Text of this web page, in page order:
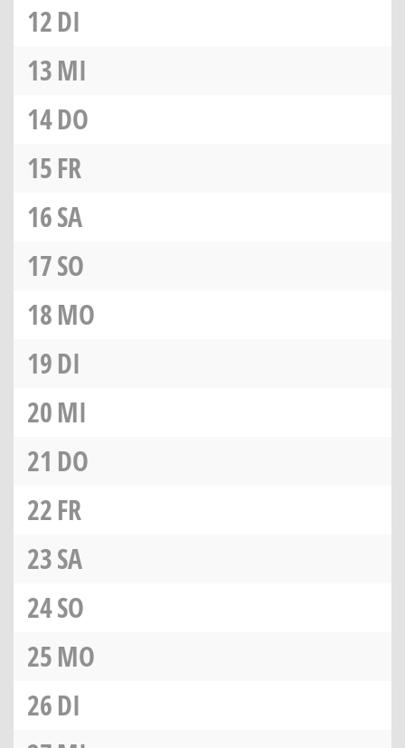
12DI
13MI
14DO
15FR
16SA
17SO
18MO
19DI
20MI
21 DO
22FR
23SA
24SO
25MO
26DI